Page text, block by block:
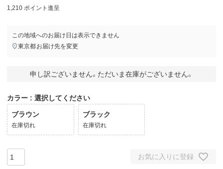
1,210 ポイント進呈
この地域へのお届け日は表示できません
東京都お届け先を変更
申し訳ございません。ただいま在庫がございません。
カラー 選択してください
ブラウン
在庫切れ
ブラック
在庫切れ
お気に入りに登録